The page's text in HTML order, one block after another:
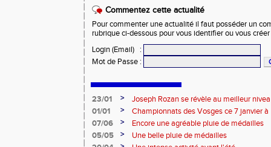
Commentez cette actualité
Pour commenter une actualité il faut posséder un
rubrique ci-dessous pour vous identifier ou vous
Login (Email)
:
Mot de Passe :
23/01 >
Joseph Rozan se révèle au meilleur
01/01
>
Championnats des Vosges ce 7 janvier
07/06
>
Encore une agréable pluie de médailles
05/05
>
Une belle pluie de médailles